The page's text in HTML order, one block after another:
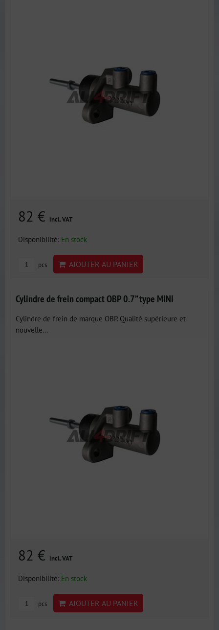
82 € incl. VAT
Disponibilité: En stock
pcs AJOUTER AU PANIER
Cylindre de frein compact OBP 0.7” type MINI
Cylindre de frein de marque OBP. Qualité supérieure et
nouvelle...
82 € incl. VAT
Disponibilité: En stock
pcs AJOUTER AU PANIER